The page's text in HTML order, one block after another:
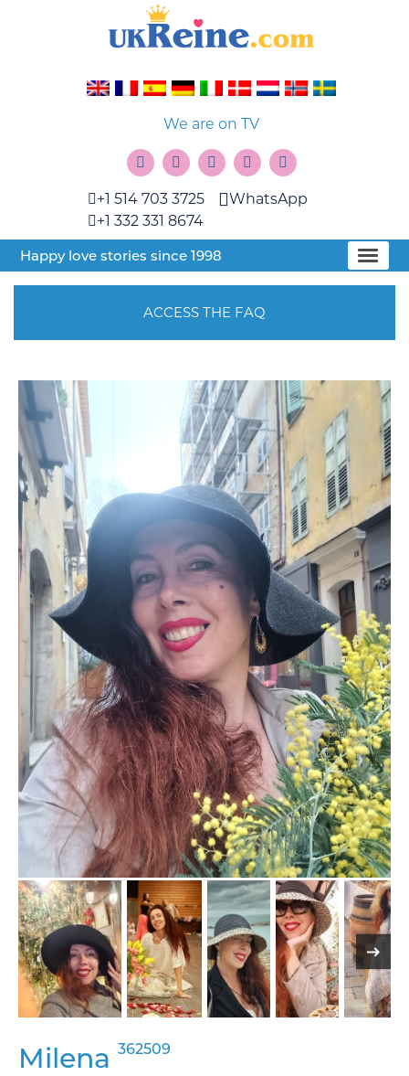
We are on TV
+1 514 703 3725
+1 332 331 8674
WhatsApp
Happy love stories since 1998
ACCESS THE FAQ
Milena 362509